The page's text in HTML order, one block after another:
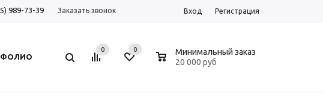
989-73-39 Заказать звонок Вход Регистрация
0 0
Минимальный заказ
20 000 руб